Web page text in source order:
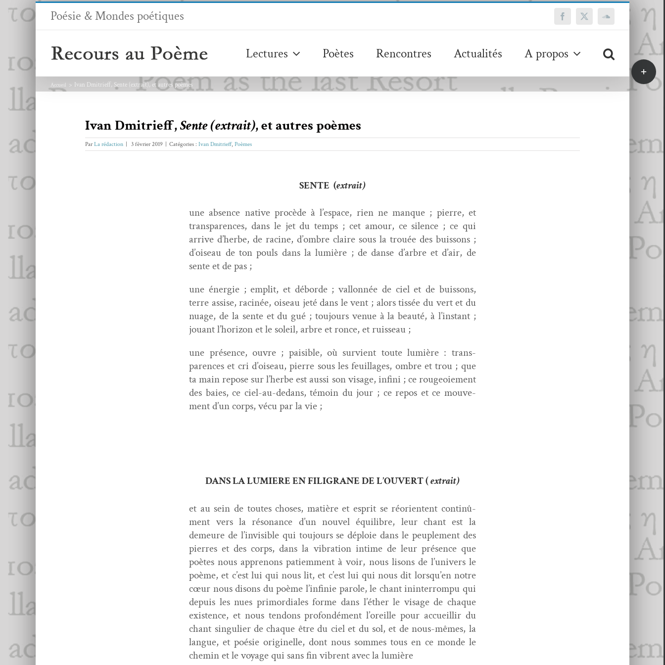
Passer
Poésie & Mondes poétiques Facebook
X SoundCloud
Lectures Poètes Rencontres Actualités A propos
Accueil Ivan Dmitrieff, Sente (extrait), et autres poèmes
Ivan Dmitrieff,Sente (extrait), et autres poèmes
ParLa rédaction 3 février 2019 Catégories : Ivan Dmitrieff, Poèmes
SENTE (extrait)
une absence native procède à l’e­space, rien ne manque ; pierre, et
trans­parences, dans le jet du temps ; cet amour, ce silence ; ce qui
arrive d’herbe, de racine, d’om­bre claire sous la trouée des buis­sons ;
d’oiseau de ton pouls dans la lumière ; de danse d’ar­bre et d’air, de
sente et de pas ;
une énergie ; emplit, et débor­de ; val­lon­née de ciel et de buis­sons,
terre assise, rac­inée, oiseau jeté dans le vent ; alors tis­sée du vert et du
nuage, de la sente et du gué ; tou­jours venue à la beauté, à l’in­stant ;
jouant l’hori­zon et le soleil, arbre et ronce, et ruisseau ;
une présence, ouvre ; pais­i­ble, où survient toute lumière : trans­
parences et cri d’oiseau, pierre sous les feuil­lages, ombre et trou ; que
ta main repose sur l’herbe est aus­si son vis­age, infi­ni ; ce rougeoiement
des baies, ce ciel-au-dedans, témoin du jour ; ce repos et ce mou­ve­
ment d’un corps, vécu par la vie ;
DANS LA LUMIERE EN FILIGRANE DE L’OUVERT (extrait)
et au sein de toutes choses, matière et esprit se réori­en­tent con­tinû­
ment vers la réso­nance d’un nou­v­el équili­bre, leur chant est la
demeure de l’in­vis­i­ble qui tou­jours se déploie dans le peu­ple­ment des
pier­res et des corps, dans la vibra­tion intime de leur présence que
poètes nous apprenons patiem­ment à voir, nous lisons de l’u­nivers le
poème, et c’est lui qui nous lit, et c’est lui qui nous dit lorsqu’en notre
cœur nous dis­ons du poème l’in­finie parole, le chant inin­ter­rompu qui
depuis les nues pri­mor­diales forme dans l’éther le vis­age de chaque
exis­tence, et nous ten­dons pro­fondé­ment l’or­eille pour accueil­lir du
chant sin­guli­er de chaque être du ciel et du sol, et de nous-mêmes, la
langue, et poésie orig­inelle, dont nous sommes tous en ce monde le
chemin et le voy­age qui sans fin vibrent avec la lumière
Bascule
de
la
barre